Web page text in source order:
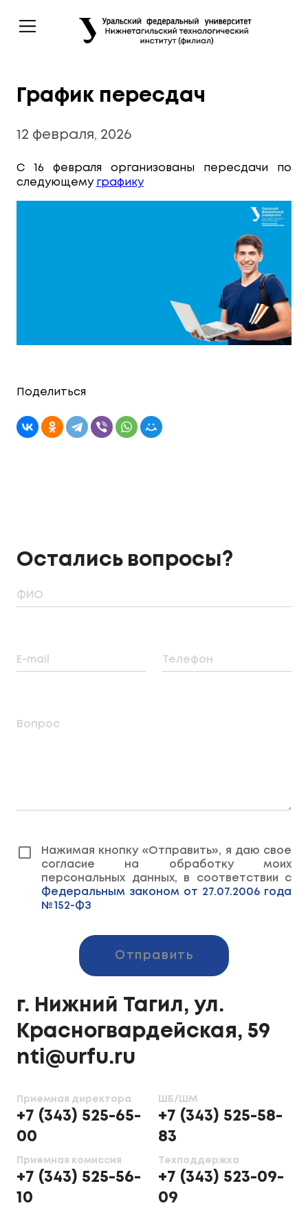
График пересдач
12 февраля, 2026
С 16 февраля организованы пересдачи по
следующему графику
Поделиться
г. Нижний Тагил, ул.
Красногвардейская, 59
nti@urfu.ru
Приемная директора
+7 (343) 525-65-
00
Приемная комиссия
+7 (343) 525-56-
10
ШБ/ШМ
+7 (343) 525-58-
83
Техподдержка
+7 (343) 523-09-
09
Остались вопросы?
ФИО
E-mail Телефон
Вопрос
Нажимая кнопку «Отправить», я даю свое
согласие на обработку моих
персональных данных, в соответствии с
Федеральным законом от 27.07.2006 года
№152-ФЗ
Отправить